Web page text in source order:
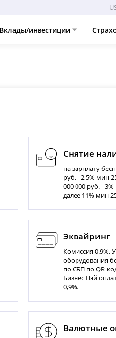
Вклады/инвестиции
Снятие
на зарплату
руб. - 2,5% мин
000 000 руб. -
далее 11% мин
Эквайринг
Комиссия 0.9%.
оборудования
по СБП по QR-
Бизнес Пэй
0,9%.
Валютные